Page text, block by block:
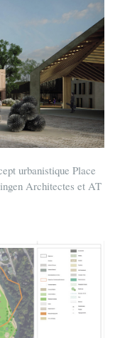
urbanistique Place
Architectes et AT